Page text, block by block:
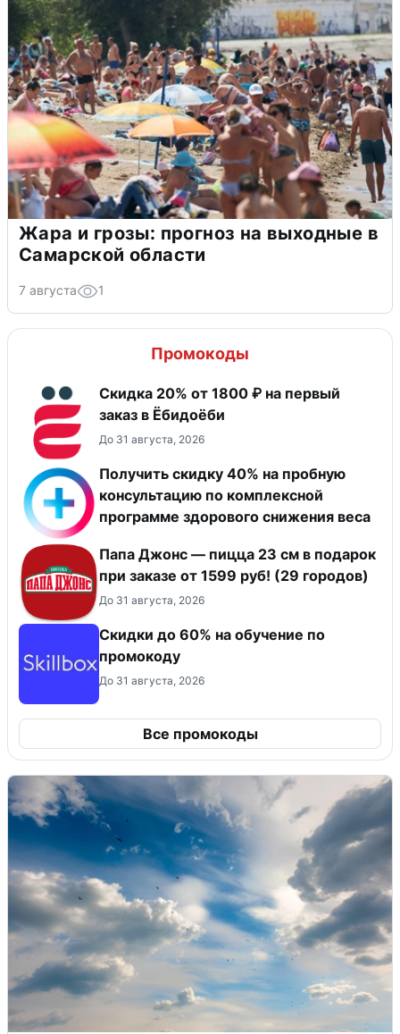
Жара и грозы: прогноз на выходные в
Самарской области
7 августа 1
Промокоды
Скидка 20% от 1800 ₽ на первый
заказ в Ёбидоёби
До 31 августа, 2026
Получить скидку 40% на пробную
консультацию по комплексной
программе здорового снижения веса
Папа Джонс — пицца 23 см в подарок
при заказе от 1599 руб! (29 городов)
До 31 августа, 2026
Скидки до 60% на обучение по
промокоду
До 31 августа, 2026
Все промокоды